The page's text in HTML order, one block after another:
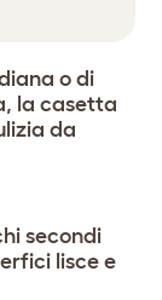
o di
la casetta
da
secondi
lisce e